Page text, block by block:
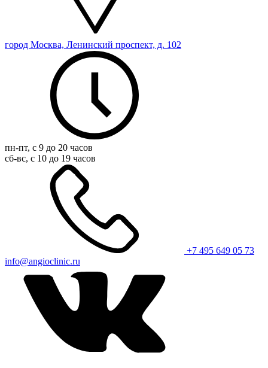
город Москва, Ленинский проспект, д. 102
пн-пт, с 9 до 20 часов
сб-вс, с 10 до 19 часов
+7 495 649 05 73
info@angioclinic.ru